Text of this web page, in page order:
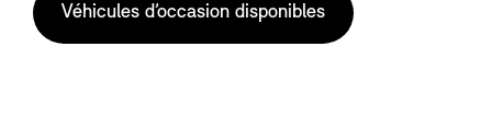
Véhicules d’occasion disponibles